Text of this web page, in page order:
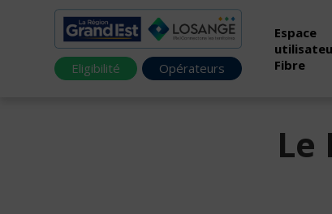
Eligibilité Opérateurs
Espace
Fibre
Le